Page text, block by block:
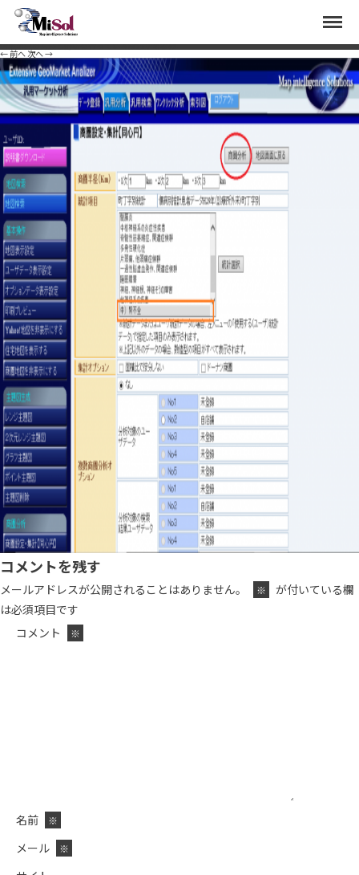
tou8
2020年7月31日
者数の算出方法と透析を行っている診療所の検索.
← 前へ次へ →
コメントを残す
メールアドレスが公開されることはありません。 ※
が付いている欄
は必須項目です
コメント
※
名前 ※
メール ※